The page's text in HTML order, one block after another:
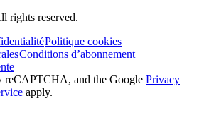
rights reserved.
Politique cookies
Conditions d’abonnement
reCAPTCHA, and the Google Privacy
apply.